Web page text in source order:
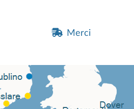
Merci